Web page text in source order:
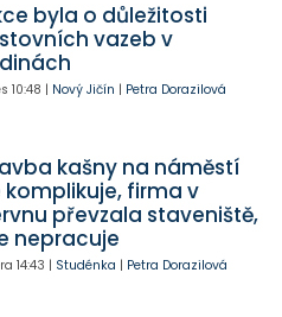
byla o důležitosti
vazeb v
10:48 | Nový Jičín | Petra Dorazilová
kašny na náměstí
komplikuje, firma v
převzala staveniště,
nepracuje
14:43 | Studénka | Petra Dorazilová